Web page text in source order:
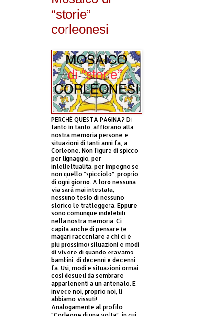
“storie”
corleonesi
PERCHÈ QUESTA PAGINA? Di
tanto in tanto, affiorano alla
nostra memoria persone e
situazioni di tanti anni fa, a
Corleone. Non figure di spicco
per lignaggio, per
intellettualità, per impegno se
non quello “spicciolo”, proprio
di ogni giorno. A loro nessuna
via sarà mai intestata,
nessuno testo di nessuno
storico le tratteggerà. Eppure
sono comunque indelebili
nella nostra memoria. Ci
capita anche di pensare (e
magari raccontare a chi ci è
più prossimo) situazioni e modi
di vivere di quando eravamo
bambini, di decenni e decenni
fa. Usi, modi e situazioni ormai
così desueti da sembrare
appartenenti a un antenato. E
invece noi, proprio noi, li
abbiamo vissuti!
Analogamente al profilo